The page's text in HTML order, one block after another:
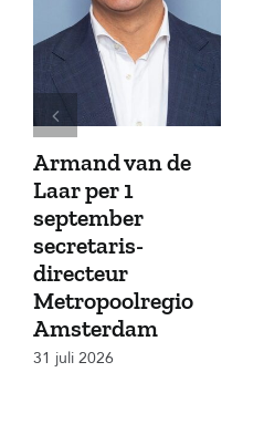
Armand van de
Laar per 1
september
secretaris-
directeur
Metropoolregio
Amsterdam
31 juli 2026